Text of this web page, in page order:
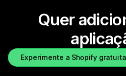
Quer
Experimente a Shopify